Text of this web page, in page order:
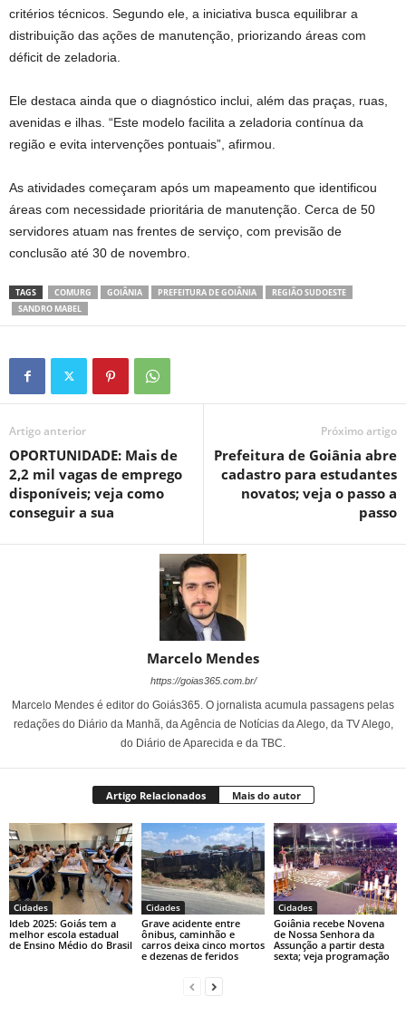
critérios técnicos. Segundo ele, a iniciativa busca equilibrar a
distribuição das ações de manutenção, priorizando áreas com
déficit de zeladoria.
Ele destaca ainda que o diagnóstico inclui, além das praças, ruas,
avenidas e ilhas. “Este modelo facilita a zeladoria contínua da
região e evita intervenções pontuais”, afirmou.
As atividades começaram após um mapeamento que identificou
áreas com necessidade prioritária de manutenção. Cerca de 50
servidores atuam nas frentes de serviço, com previsão de
conclusão até 30 de novembro.
TAGS COMURG GOIÂNIA PREFEITURA DE GOIÂNIA
REGIÃO SUDOESTE
SANDRO MABEL
Artigo anterior
OPORTUNIDADE: Mais de
2,2 mil vagas de emprego
disponíveis; veja como
conseguir a sua
Próximo artigo
Prefeitura de Goiânia abre
cadastro para estudantes
novatos; veja o passo a
passo
Marcelo Mendes
https://goias365.com.br/
Marcelo Mendes é editor do Goiás365. O jornalista acumula passagens pelas
redações do Diário da Manhã, da Agência de Notícias da Alego, da TV Alego,
do Diário de Aparecida e da TBC.
Artigo Relacionados Mais do autor
Cidades
Ideb 2025: Goiás tem a
melhor escola estadual
de Ensino Médio do Brasil
Cidades
Grave acidente entre
ônibus, caminhão e
carros deixa cinco mortos
e dezenas de feridos
Cidades
Goiânia recebe Novena
de Nossa Senhora da
Assunção a partir desta
sexta; veja programação